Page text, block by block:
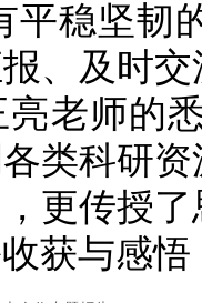
平稳坚韧
、及时
老师的
类科研
更传授
获与感